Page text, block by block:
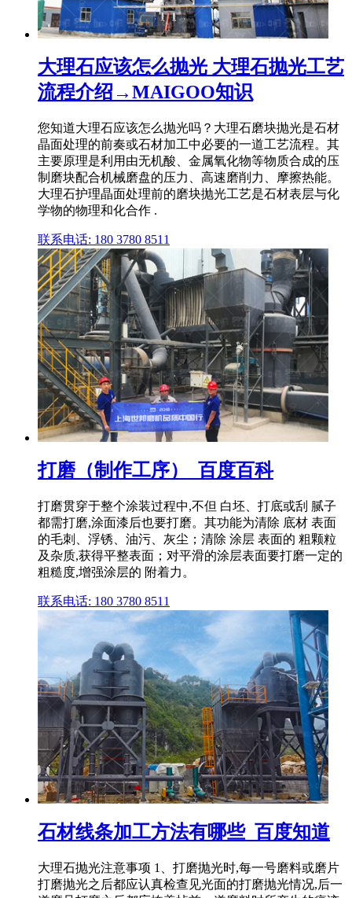
大理石应该怎么抛光 大理石抛光工艺
流程介绍→MAIGOO知识
您知道大理石应该怎么抛光吗？大理石磨块抛光是石材
晶面处理的前奏或石材加工中必要的一道工艺流程。其
主要原理是利用由无机酸、金属氧化物等物质合成的压
制磨块配合机械磨盘的压力、高速磨削力、摩擦热能。
大理石护理晶面处理前的磨块抛光工艺是石材表层与化
学物的物理和化合作 .
联系电话: 180 3780 8511
打磨（制作工序）_百度百科
打磨贯穿于整个涂装过程中,不但 白坯、打底或刮 腻子
都需打磨,涂面漆后也要打磨。其功能为清除 底材 表面
的毛刺、浮锈、油污、灰尘；清除 涂层 表面的 粗颗粒
及杂质,获得平整表面；对平滑的涂层表面要打磨一定的
粗糙度,增强涂层的 附着力。
联系电话: 180 3780 8511
石材线条加工方法有哪些_百度知道
大理石抛光注意事项 1、打磨抛光时,每一号磨料或磨片
打磨抛光之后都应认真检查见光面的打磨抛光情况,后一